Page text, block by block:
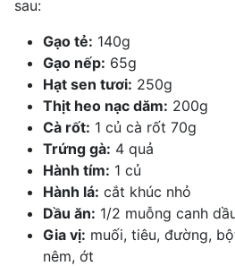
sau:
Gạo tẻ: 140g
Gạo nếp: 65g
Hạt sen tươi: 250g
Thịt heo nạc dăm: 200g
Cà rốt: 1 củ cà rốt 70g
Trứng gà: 4 quả
Hành tím: 1 củ
Hành lá: cắt khúc nhỏ
Dầu ăn: 1/2 muỗng canh
Gia vị: muối, tiêu, đường,
nêm, ớt